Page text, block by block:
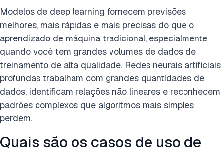
Modelos de deep learning fornecem previsões
melhores, mais rápidas e mais precisas do que o
aprendizado de máquina tradicional, especialmente
quando você tem grandes volumes de dados de
treinamento de alta qualidade. Redes neurais artificiais
profundas trabalham com grandes quantidades de
dados, identificam relações não lineares e reconhecem
padrões complexos que algoritmos mais simples
perdem.
Quais são os casos de uso de